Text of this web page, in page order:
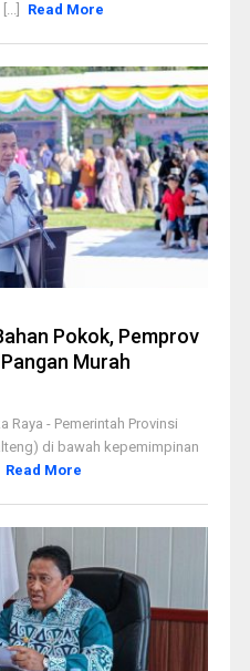
Read More
Pokok, Pemprov
Murah
Raya - Pemerintah Provinsi
di bawah kepemimpinan
Read More